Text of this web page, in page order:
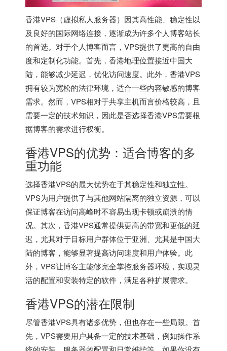
香港VPS（虚拟私人服务器）因其高性能、稳定性以
及良好的国际网络连接，逐渐成为许多个人博客站长
的首选。对于个人博客而言，VPS提供了更高的自由
度和定制化功能。首先，香港地理位置接近中国大
陆，能够减少延迟，优化访问速度。此外， 香港VPS
拥有较为宽松的法律环境，适合一些内容敏感的博客
需求。然而，VPS相对于共享主机而言价格较高，且
需要一定的技术知识，因此是否选择香港VPS需要根
据博客的需求进行权衡。
香港VPS的优势：适合博客的多
重功能
选择香港VPS的最大优势在于其稳定性和独立性。
VPS为用户提供了与其他网站隔离的独立资源，可以
保证博客在访问高峰时不容易出现卡顿或崩溃的情
况。其次，香港VPS通常提供更高的带宽和更低的延
迟，尤其对于目标用户群体位于亚洲、尤其是中国大
陆的博客，能够显著提高访问速度和用户体验。此
外，VPS让博客主能够完全掌控服务器环境，实现灵
活的配置和安装特定的软件，满足各种扩展需求。
香港VPS的潜在限制
尽管香港VPS具有诸多优势，但也存在一些局限。首
先，VPS需要用户具备一定的技术基础，例如操作系